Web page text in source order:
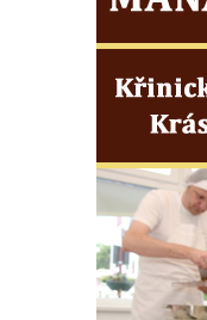
Pomník obětem 2.
Mikulášovicích
Pomník obětem
ulici U Plovárny ve
Pamětní deska
Základní škole
Socha